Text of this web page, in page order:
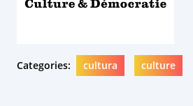
Categories: cultura culture